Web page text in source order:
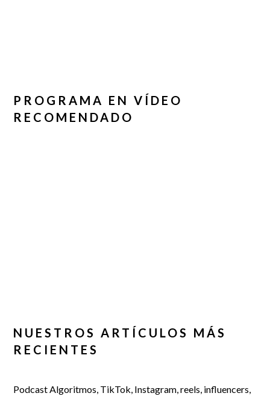
PROGRAMA EN VÍDEO
RECOMENDADO
NUESTROS ARTÍCULOS MÁS
RECIENTES
Podcast Algoritmos, TikTok, Instagram, reels, influencers,